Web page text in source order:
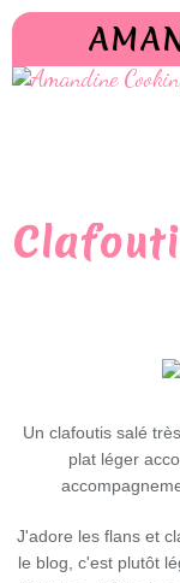
Un clafoutis salé
plat léger
J'adore les flans et
le blog, c'est plutôt